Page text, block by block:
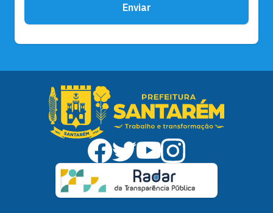
Enviar